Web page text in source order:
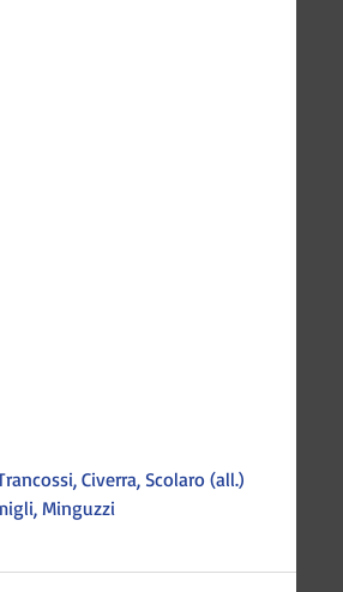
Civerra, Scolaro (all.)
Minguzzi